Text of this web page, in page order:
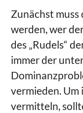
Zunächst
werden, wer
des „Rudels“
immer der
vermieden. Um
vermitteln,